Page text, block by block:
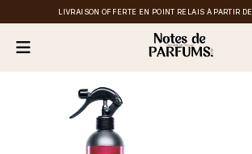
LIVRAISON OFFERTE EN POINT RELAIS À PARTIR DE